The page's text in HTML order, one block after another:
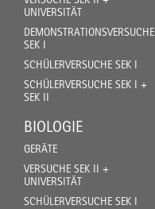
UNIVERSITÄT
DEMONSTRATIONSVERSUCHE
SEK I
SCHÜLERVERSUCHE SEK I
SCHÜLERVERSUCHE SEK I +
SEK II
BIOLOGIE
GERÄTE
VERSUCHE SEK II +
UNIVERSITÄT
SCHÜLERVERSUCHE SEK I